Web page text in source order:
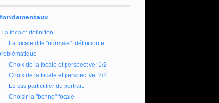
La focale: définition
La focale dite "normale": définition et
Choix de la focale et perspective: 1/2
Choix de la focale et perspective: 2/2
Le cas particulier du portrait:
Choisir la "bonne" focale